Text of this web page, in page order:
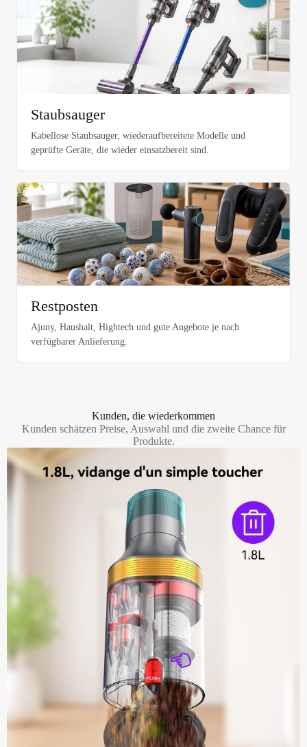
Staubsauger
Kabellose Staubsauger, wiederaufbereitete Modelle und
geprüfte Geräte, die wieder einsatzbereit sind.
Restposten
Ajuny, Haushalt, Hightech und gute Angebote je nach
verfügbarer Anlieferung.
Kunden, die wiederkommen
Kunden schätzen Preise, Auswahl und die zweite Chance für
Produkte.